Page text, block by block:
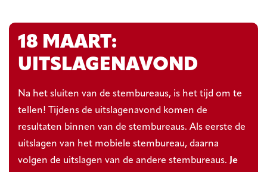
18 MAART:
UITSLAGENAVOND
Na het sluiten van de stembureaus, is het tijd om te
tellen! Tijdens de uitslagenavond komen de
resultaten binnen van de stembureaus. Als eerste de
uitslagen van het mobiele stembureau, daarna
volgen de uitslagen van de andere stembureaus. Je